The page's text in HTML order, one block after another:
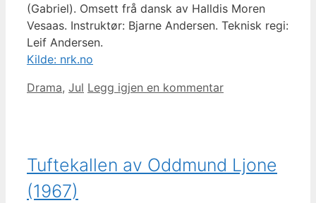
(Gabriel). Omsett frå dansk av Halldis Moren
Vesaas. Instruktør: Bjarne Andersen. Teknisk regi:
Leif Andersen.
Kilde: nrk.no
Kategorier
Drama, Jul Legg igjen en kommentar
Tuftekallen av Oddmund Ljone
(1967)